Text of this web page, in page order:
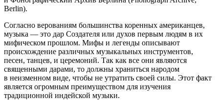
Berlin).
Согласно верованиям большинства коренных американцев,
музыка — это дар Создателя или духов первым людям в их
мифическом прошлом. Мифы и легенды описывают
происхождение различных музыкальных инструментов,
песен, танцев, и церемоний. Так как все они являются
священными дарами, то должны храниться народом
в неизменном виде, чтобы не утратить своей силы. Этот факт
является огромным преимуществом для изучения
традиционной индейской музыки.